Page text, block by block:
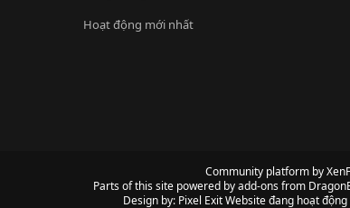
Hoạt động mới nhất
Community platform by
Parts of this site powered byadd-ons from
Design by: Pixel ExitWebsite đang hoạt động